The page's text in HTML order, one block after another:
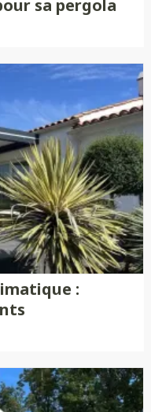
sa pergola
: